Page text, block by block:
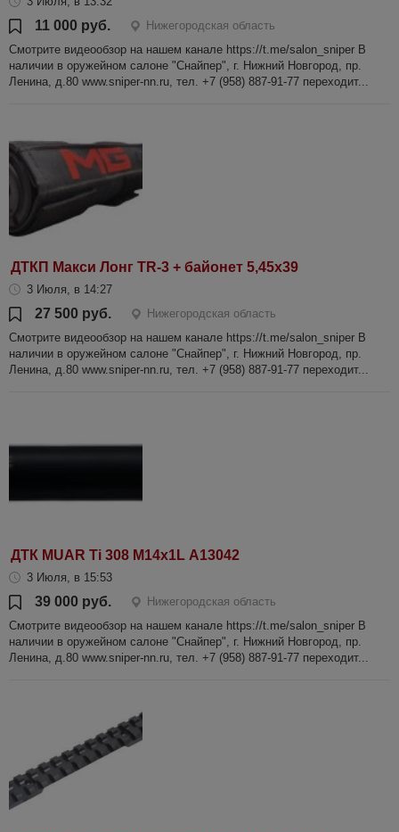
11 000 руб.
Нижегородская область
Смотрите видеообзор на нашем канале https://t.me/salon_sniper В
наличии в оружейном салоне "Снайпер", г. Нижний Новгород, пр.
Ленина, д.80 www.sniper-nn.ru, тел. +7 (958) 887-91-77 переходит...
ДТКП Макси Лонг TR-3 + байонет 5,45х39
3 Июля, в 14:27
27 500 руб.
Нижегородская область
Смотрите видеообзор на нашем канале https://t.me/salon_sniper В
наличии в оружейном салоне "Снайпер", г. Нижний Новгород, пр.
Ленина, д.80 www.sniper-nn.ru, тел. +7 (958) 887-91-77 переходит...
ДТК MUAR Ti 308 М14х1L А13042
3 Июля, в 15:53
39 000 руб.
Нижегородская область
Смотрите видеообзор на нашем канале https://t.me/salon_sniper В
наличии в оружейном салоне "Снайпер", г. Нижний Новгород, пр.
Ленина, д.80 www.sniper-nn.ru, тел. +7 (958) 887-91-77 переходит...